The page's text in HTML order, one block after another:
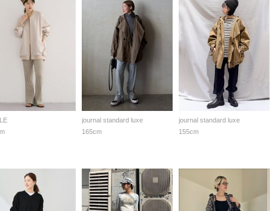
journal standard luxe
165cm
journal standard luxe
155cm